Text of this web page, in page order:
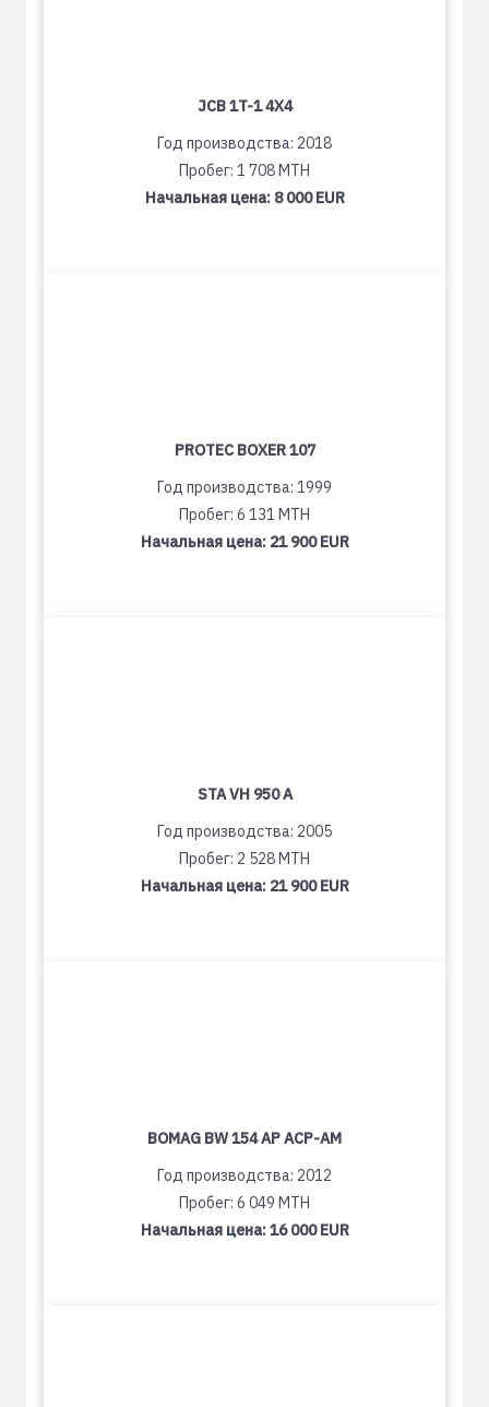
JCB 1T-1 4X4
Год производства: 2018
Пробег: 1 708 MTH
Начальная цена: 8 000 EUR
PROTEC BOXER 107
Год производства: 1999
Пробег: 6 131 MTH
Начальная цена: 21 900 EUR
STA VH 950 A
Год производства: 2005
Пробег: 2 528 MTH
Начальная цена: 21 900 EUR
BOMAG BW 154 AP ACP-AM
Год производства: 2012
Пробег: 6 049 MTH
Начальная цена:16 000 EUR